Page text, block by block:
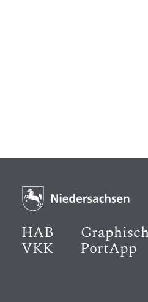
HAB
VKK PortApp